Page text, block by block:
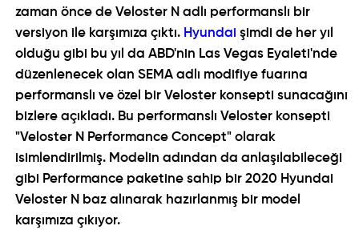
zaman önce de Veloster N adlı performanslı bir
versiyon ile karşımıza çıktı. Hyundaişimdi de her yıl
olduğu gibi bu yıl da ABD'nin Las Vegas Eyaleti'nde
düzenlenecek olan SEMA adlı modifiye fuarına
performanslı ve özel bir Veloster konsepti sunacağını
bizlere açıkladı. Bu performanslı Veloster konsepti
"Veloster N Performance Concept" olarak
isimlendirilmiş. Modelin adından da anlaşılabileceği
gibi Performance paketine sahip bir2020 Hyundai
Veloster N baz alınarak hazırlanmış bir model
karşımıza çıkıyor.